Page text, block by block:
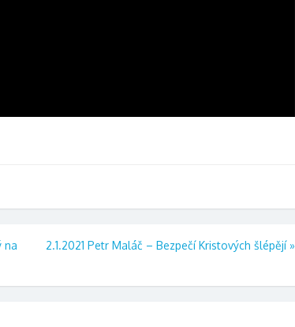
na
2.1.2021 Petr Maláč – Bezpečí Kristových šlépějí»